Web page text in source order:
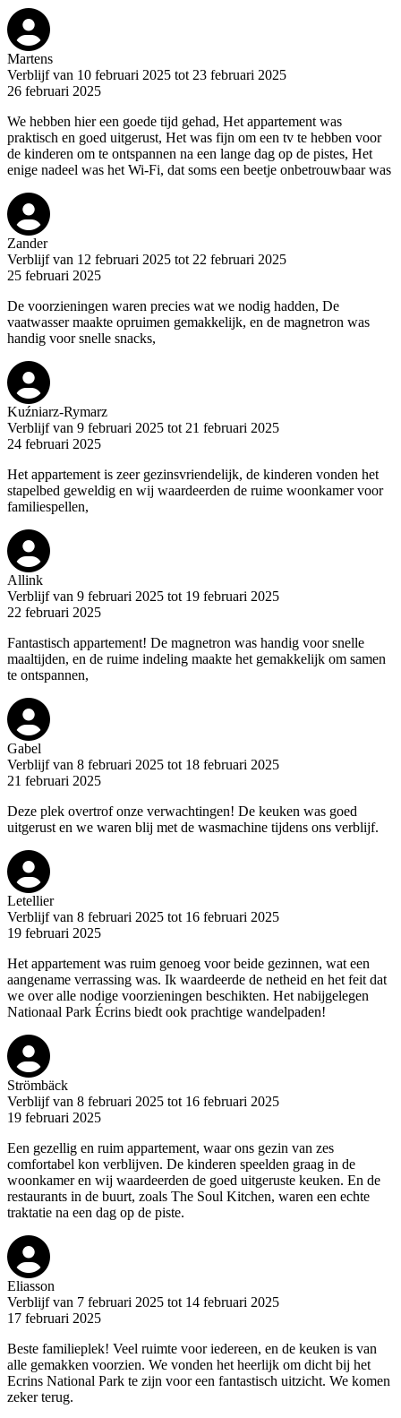
Martens
Verblijf van 10 februari 2025 tot 23 februari 2025
26 februari 2025
We hebben hier een goede tijd gehad, Het appartement was
praktisch en goed uitgerust, Het was fijn om een tv te hebben voor
de kinderen om te ontspannen na een lange dag op de pistes, Het
enige nadeel was het Wi-Fi, dat soms een beetje onbetrouwbaar was
Zander
Verblijf van 12 februari 2025 tot 22 februari 2025
25 februari 2025
De voorzieningen waren precies wat we nodig hadden, De
vaatwasser maakte opruimen gemakkelijk, en de magnetron was
handig voor snelle snacks,
Kuźniarz-Rymarz
Verblijf van 9 februari 2025 tot 21 februari 2025
24 februari 2025
Het appartement is zeer gezinsvriendelijk, de kinderen vonden het
stapelbed geweldig en wij waardeerden de ruime woonkamer voor
familiespellen,
Allink
Verblijf van 9 februari 2025 tot 19 februari 2025
22 februari 2025
Fantastisch appartement! De magnetron was handig voor snelle
maaltijden, en de ruime indeling maakte het gemakkelijk om samen
te ontspannen,
Gabel
Verblijf van 8 februari 2025 tot 18 februari 2025
21 februari 2025
Deze plek overtrof onze verwachtingen! De keuken was goed
uitgerust en we waren blij met de wasmachine tijdens ons verblijf.
Letellier
Verblijf van 8 februari 2025 tot 16 februari 2025
19 februari 2025
Het appartement was ruim genoeg voor beide gezinnen, wat een
aangename verrassing was. Ik waardeerde de netheid en het feit dat
we over alle nodige voorzieningen beschikten. Het nabijgelegen
Nationaal Park Écrins biedt ook prachtige wandelpaden!
Strömbäck
Verblijf van 8 februari 2025 tot 16 februari 2025
19 februari 2025
Een gezellig en ruim appartement, waar ons gezin van zes
comfortabel kon verblijven. De kinderen speelden graag in de
woonkamer en wij waardeerden de goed uitgeruste keuken. En de
restaurants in de buurt, zoals The Soul Kitchen, waren een echte
traktatie na een dag op de piste.
Eliasson
Verblijf van 7 februari 2025 tot 14 februari 2025
17 februari 2025
Beste familieplek! Veel ruimte voor iedereen, en de keuken is van
alle gemakken voorzien. We vonden het heerlijk om dicht bij het
Ecrins National Park te zijn voor een fantastisch uitzicht. We komen
zeker terug.